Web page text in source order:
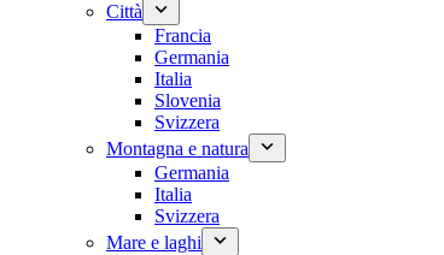
Città
Francia
Germania
Italia
Slovenia
Svizzera
Montagna e natura
Germania
Italia
Svizzera
Mare e laghi